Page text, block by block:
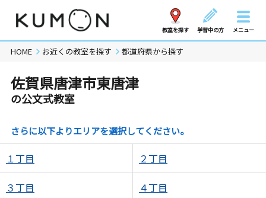
教室を探す 学習中の方 メニュー
HOME お近くの教室を探す 都道府県から探す
佐賀県唐津市東唐津
の公文式教室
さらに以下よりエリアを選択してください。
１丁目 ２丁目
３丁目 ４丁目